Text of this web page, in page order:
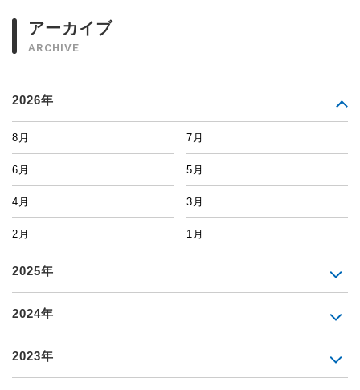
アーカイブ
ARCHIVE
2026年
8月 7月
6月 5月
4月 3月
2月 1月
2025年
2024年
2023年